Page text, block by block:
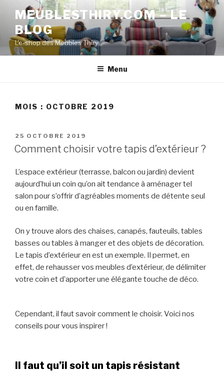
contenu
principal
MEUBLESTHIRY.COM – LE
BLOG
L'e-shop des Meubles Thiry
Menu
MOIS : OCTOBRE 2019
PUBLIÉ
LE
25 OCTOBRE 2019
Comment choisir votre tapis d’extérieur ?
L’espace extérieur (terrasse, balcon ou jardin) devient
aujourd’hui un coin qu’on ait tendance à aménager tel
salon pour s’offrir d’agréables moments de détente seul
ou en famille.
On y trouve alors des chaises, canapés, fauteuils, tables
basses ou tables à manger et des objets de décoration.
Le tapis d’extérieur en est un exemple. Il permet, en
effet, de rehausser vos meubles d’extérieur, de délimiter
votre coin et d’apporter une élégante touche de déco.
Cependant, il faut savoir comment le choisir. Voici nos
conseils pour vous inspirer !
Il faut qu’il soit un tapis résistant